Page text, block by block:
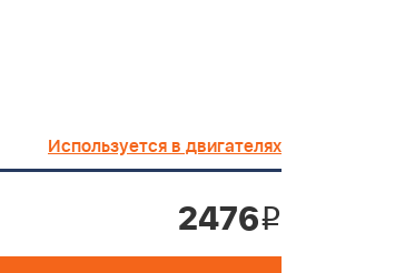
Используется в двигателях
2476i